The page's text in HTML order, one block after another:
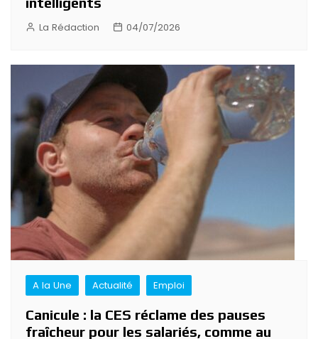
La Rédaction 04/07/2026
A la Une Actualité Emploi
Canicule : la CES réclame des pauses
fraîcheur pour les salariés, comme au